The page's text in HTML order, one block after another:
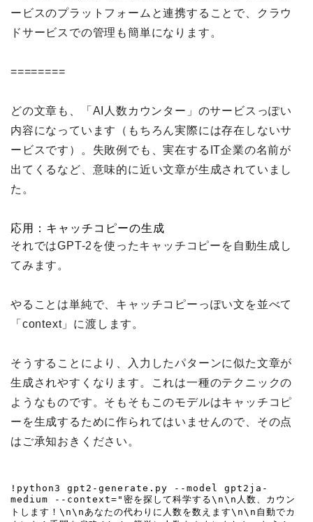
ービスのプラットフォームと連携することで、クラウ
ドサービスでの管理も簡単になります。
========
どの文章も、「AI人数カウンター」のサービスっぽい
内容になっています（もちろん実際には存在しないサ
ービスです）。失敗例でも、実在するIT企業の名前が
出てくるなど、意味的に近い文章が生成されていまし
た。
応用：キャッチコピーの生成
それではGPT-2を使ったキャッチコピーを自動生成し
てみます。
やることは単純で、キャッチコピーっぽい文を並べて
「context」に渡します。
そうすることにより、入力したパターンに似た文章が
生成されやすくなります。これは一種のテクニックの
ようなものです。そもそもこのモデルはキャッチコピ
ーを生成するために作られてはいませんので、その点
はご承知おきください。
!python3 gpt2-generate.py --model gpt2ja-
medium --context="密を探して科学する\n\n人数、カウン
トします！\n\nあなたの代わりに人数を数えます\n\n自動でカ